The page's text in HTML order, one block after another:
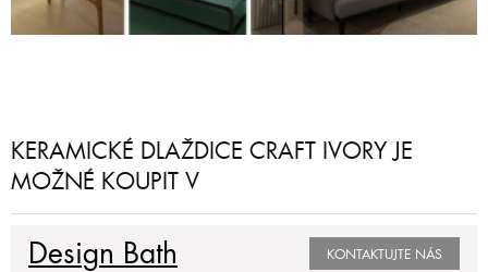
KERAMICKÉ DLAŽDICE CRAFT IVORY JE
MOŽNÉ KOUPIT V
Design Bath KONTAKTUJTE NÁS